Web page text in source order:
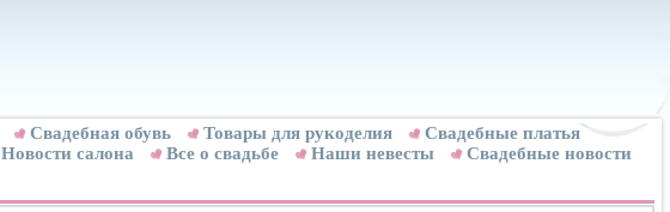
Свадебная обувь Товары для рукоделия
Cвадебные платья
Новости салона Все о свадьбе Наши невесты
Свадебные новости